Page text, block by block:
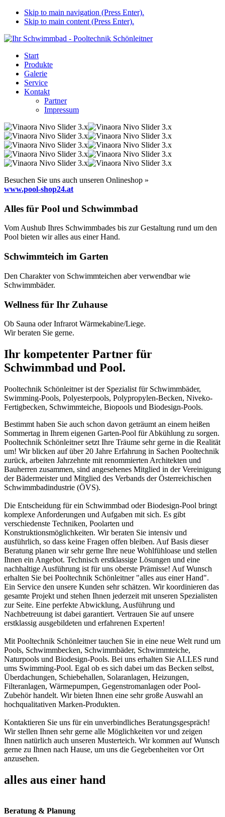
Skip to main navigation (Press Enter).
Skip to main content (Press Enter).
Start
Produkte
Galerie
Service
Kontakt
Partner
Impressum
Besuchen Sie uns auch unseren Onlineshop »
www.pool-shop24.at
Alles für Pool und Schwimmbad
Vom Aushub Ihres Schwimmbades bis zur Gestaltung rund um den
Pool bieten wir alles aus einer Hand.
Schwimmteich im Garten
Den Charakter von Schwimmteichen aber verwendbar wie
Schwimmbäder.
Wellness für Ihr Zuhause
Ob Sauna oder Infrarot Wärmekabine/Liege.
Wir beraten Sie gerne.
Ihr kompetenter Partner für
Schwimmbad und Pool.
Pooltechnik Schönleitner ist der Spezialist für Schwimmbäder,
Swimming-Pools, Polyesterpools, Polypropylen-Becken, Niveko-
Fertigbecken, Schwimmteiche, Biopools und Biodesign-Pools.
Bestimmt haben Sie auch schon davon geträumt an einem heißen
Sommertag in Ihrem eigenen Garten-Pool für Abkühlung zu sorgen.
Pooltechnik Schönleitner setzt Ihre Träume sehr gerne in die Realität
um! Wir blicken auf über 20 Jahre Erfahrung in Sachen Pooltechnik
zurück, arbeiten Jahrzehnte mit renommierten Architekten und
Bauherren zusammen, sind angesehenes Mitglied in der Vereinigung
der Bädermeister und Mitglied des Verbands der Österreichischen
Schwimmbadindustrie (ÖVS).
Die Entscheidung für ein Schwimmbad oder Biodesign-Pool bringt
komplexe Anforderungen und Aufgaben mit sich. Es gibt
verschiedenste Techniken, Poolarten und
Konstruktionsmöglichkeiten. Wir beraten Sie intensiv und
ausführlich, so dass keine Fragen offen bleiben. Auf Basis dieser
Beratung planen wir sehr gerne Ihre neue Wohlfühloase und stellen
Ihnen ein Angebot. Technisch erstklassige Lösungen und eine
nachhaltige Ausführung ist für uns oberste Prämisse! Auf Wunsch
erhalten Sie bei Pooltechnik Schönleitner "alles aus einer Hand".
Ein Service den unsere Kunden sehr schätzen. Wir koordinieren das
gesamte Projekt und stehen Ihnen jederzeit mit unseren Spezialisten
zur Seite. Eine perfekte Abwicklung, Ausführung und
Nachbetreuung ist dabei garantiert. Vertrauen Sie auf unsere
erstklassig ausgebildeten und erfahrenen Experten!
Mit Pooltechnik Schönleitner tauchen Sie in eine neue Welt rund um
Pools, Schwimmbecken, Schwimmbäder, Schwimmteiche,
Naturpools und Biodesign-Pools. Bei uns erhalten Sie ALLES rund
ums Swimming-Pool. Egal ob es sich dabei um das Becken selbst,
Überdachungen, Schiebehallen, Solaranlagen, Heizungen,
Filteranlagen, Wärmepumpen, Gegenstromanlagen oder Pool-
Zubehör handelt. Wir bieten Ihnen eine sehr große Auswahl an
hochqualitativen Marken-Produkten.
Kontaktieren Sie uns für ein unverbindliches Beratungsgespräch!
Wir stellen Ihnen sehr gerne alle Möglichkeiten vor und zeigen
Ihnen natürlich auch unseren Musterteich. Wir kommen auf Wunsch
gerne zu Ihnen nach Hause, um uns die Gegebenheiten vor Ort
anzusehen.
alles aus einer hand
Beratung & Planung